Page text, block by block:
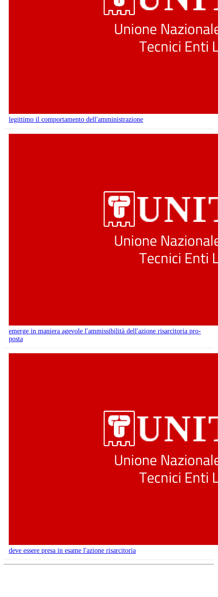
legittimo il comportamento dell'amministrazione
emerge in maniera agevole l'ammissibilità dell'azione risarcitoria pro-
posta
deve essere presa in esame l'azione risarcitoria